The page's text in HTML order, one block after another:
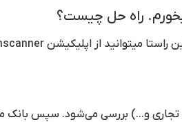
راه حل چیست؟
تجاری و...) بررسی می‌شود. سپس بانک